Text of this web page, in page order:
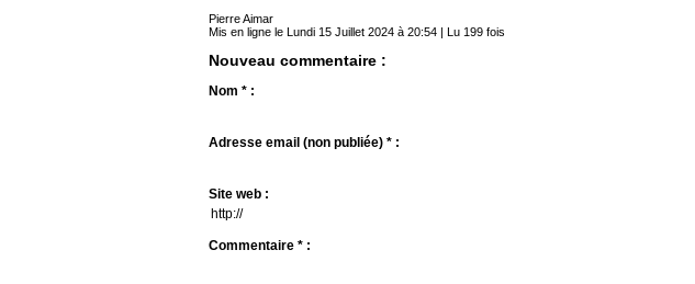
Pierre Aimar
Mis en ligne le Lundi 15 Juillet 2024 à 20:54 | Lu 199 fois
Nouveau commentaire :
Nom * :
Adresse email (non publiée) * :
Site web :
Commentaire * :